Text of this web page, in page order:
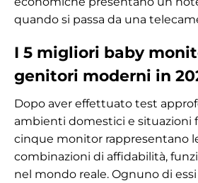
quando si passa da una
I 5 migliori baby
genitori moderni in
Dopo aver effettuato test
ambienti domestici e situazioni
cinque monitor rappresentano
combinazioni di affidabilità,
nel mondo reale. Ognuno di